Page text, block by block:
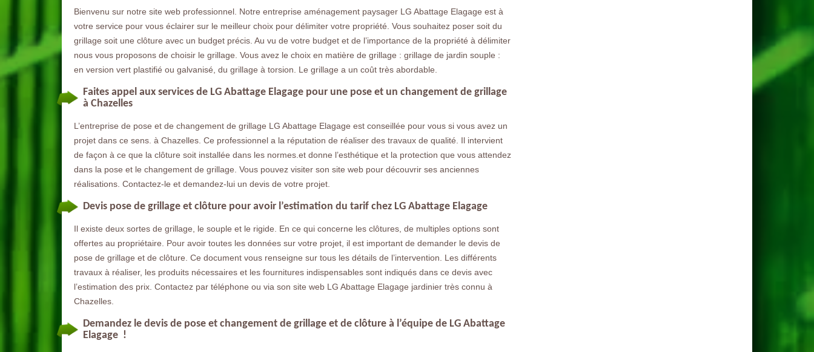
Bienvenu sur notre site web professionnel. Notre entreprise aménagement paysager LG Abattage Elagage est à
votre service pour vous éclairer sur le meilleur choix pour délimiter votre propriété. Vous souhaitez poser soit du
grillage soit une clôture avec un budget précis. Au vu de votre budget et de l’importance de la propriété à délimiter
nous vous proposons de choisir le grillage. Vous avez le choix en matière de grillage : grillage de jardin souple :
en version vert plastifié ou galvanisé, du grillage à torsion. Le grillage a un coût très abordable.
Faites appel aux services de LG Abattage Elagage pour une pose et un changement de grillage
à Chazelles
L’entreprise de pose et de changement de grillage LG Abattage Elagage est conseillée pour vous si vous avez un
projet dans ce sens. à Chazelles. Ce professionnel a la réputation de réaliser des travaux de qualité. Il intervient
de façon à ce que la clôture soit installée dans les normes.et donne l’esthétique et la protection que vous attendez
dans la pose et le changement de grillage. Vous pouvez visiter son site web pour découvrir ses anciennes
réalisations. Contactez-le et demandez-lui un devis de votre projet.
Devis pose de grillage et clôture pour avoir l’estimation du tarif chez LG Abattage Elagage
Il existe deux sortes de grillage, le souple et le rigide. En ce qui concerne les clôtures, de multiples options sont
offertes au propriétaire. Pour avoir toutes les données sur votre projet, il est important de demander le devis de
pose de grillage et de clôture. Ce document vous renseigne sur tous les détails de l’intervention. Les différents
travaux à réaliser, les produits nécessaires et les fournitures indispensables sont indiqués dans ce devis avec
l’estimation des prix. Contactez par téléphone ou via son site web LG Abattage Elagage jardinier très connu à
Chazelles.
Demandez le devis de pose et changement de grillage et de clôture à l’équipe de LG Abattage
Elagage !